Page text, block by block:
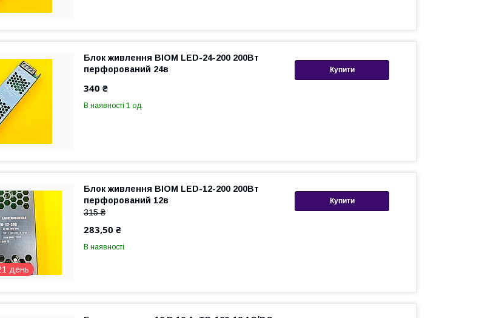
Купити
Блок живлення BIOM LED-24-200 200Вт
перфорований 24в
340 ₴
В наявності 1 од.
день
Купити
Блок живлення BIOM LED-12-200 200Вт
перфорований 12в
315 ₴
283,50 ₴
В наявності